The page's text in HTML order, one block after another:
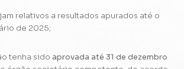
relativos a resultados apurados até o
de 2025;
tenha sido aprovada até 31 de dezembro